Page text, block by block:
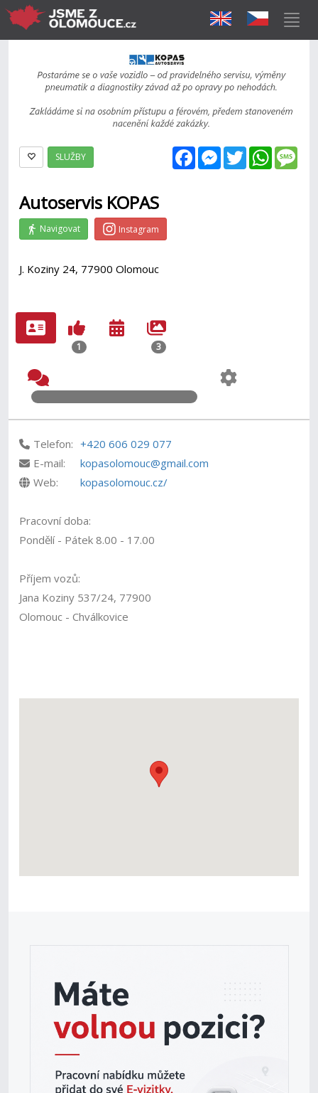
FacebookMessenger
Twitter
SLUŽBY
Autoservis KOPAS
Navigovat Instagram
J. Koziny 24, 77900 Olomouc
1 3
Telefon: +420 606 029 077
E-mail:
kopasolomouc@gmail.com
Web:
kopasolomouc.cz/
Pracovní doba:
Pondělí - Pátek 8.00 - 17.00
Příjem vozů:
Jana Koziny 537/24, 77900
Olomouc - Chválkovice